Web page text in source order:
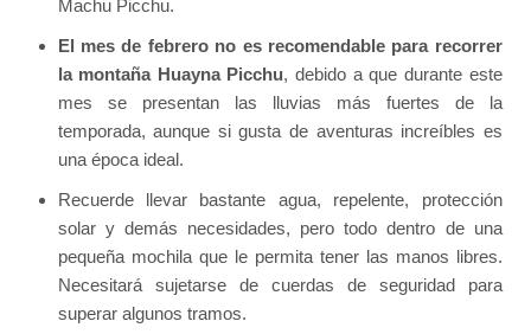
Machu Picchu.
El mes de febrero no es recomendable para recorrer
la montaña Huayna Picchu, debido a que durante este
mes se presentan las lluvias más fuertes de la
temporada, aunque si gusta de aventuras increíbles es
una época ideal.
Recuerde llevar bastante agua, repelente, protección
solar y demás necesidades, pero todo dentro de una
pequeña mochila que le permita tener las manos libres.
Necesitará sujetarse de cuerdas de seguridad para
superar algunos tramos.